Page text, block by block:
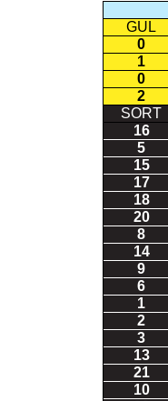
GUL
0
1
0
2
SORT
16
5
15
17
18
20
8
14
9
6
1
2
3
13
21
10